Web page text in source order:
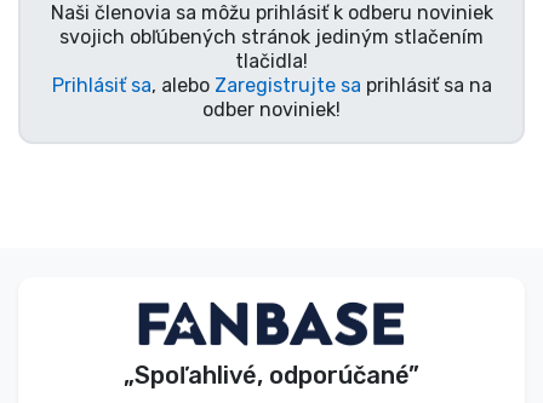
Naši členovia sa môžu prihlásiť k odberu noviniek
svojich obľúbených stránok jediným stlačením
tlačidla!
Prihlásiť sa, alebo Zaregistrujte sa prihlásiť sa na
odber noviniek!
„Spoľahlivé, odporúčané”
Zoradiť podľa hier